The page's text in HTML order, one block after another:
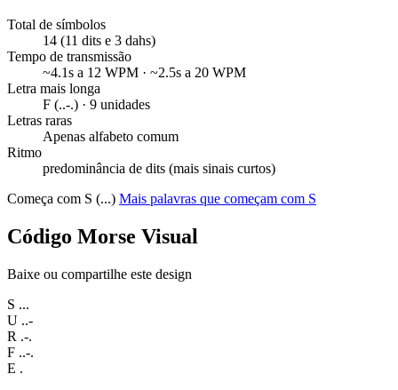
Total de símbolos
14 (11 dits e 3 dahs)
Tempo de transmissão
~4.1s a 12 WPM · ~2.5s a 20 WPM
Letra mais longa
F (..-.) · 9 unidades
Letras raras
Apenas alfabeto comum
Ritmo
predominância de dits (mais sinais curtos)
Começa com S (...) Mais palavras que começam com S
Código Morse Visual
Baixe ou compartilhe este design
S ...
U ..-
R .-.
F ..-.
E .